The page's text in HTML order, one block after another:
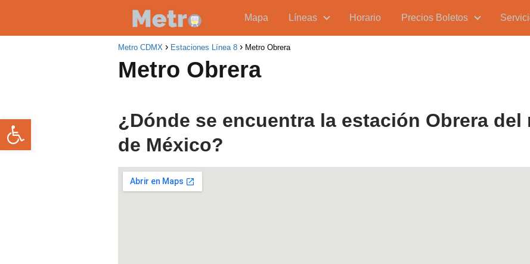
Mapa Líneas Horario Precios Boletos
Metro CDMX Estaciones Línea 8 Metro Obrera
Metro Obrera
¿Dónde se encuentra la estación Obrera del
de México?
Abrir barra de herramientas